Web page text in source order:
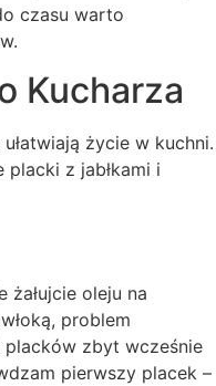
czasu warto
Kucharza
życie w kuchni.
z jabłkami i
oleju na
problem
placków zbyt wcześnie
pierwszy placek –